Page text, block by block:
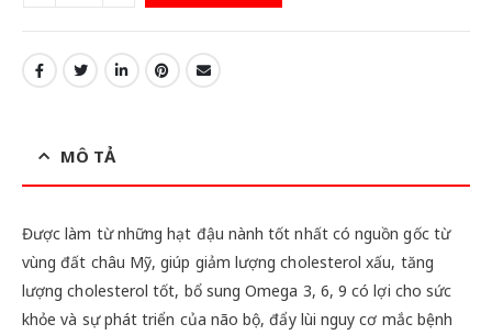
MÔ TẢ
Được làm từ những hạt đậu nành tốt nhất có nguồn gốc từ
vùng đất châu Mỹ, giúp giảm lượng cholesterol xấu, tăng
lượng cholesterol tốt, bổ sung Omega 3, 6, 9 có lợi cho sức
khỏe và sự phát triển của não bộ, đẩy lùi nguy cơ mắc bệnh